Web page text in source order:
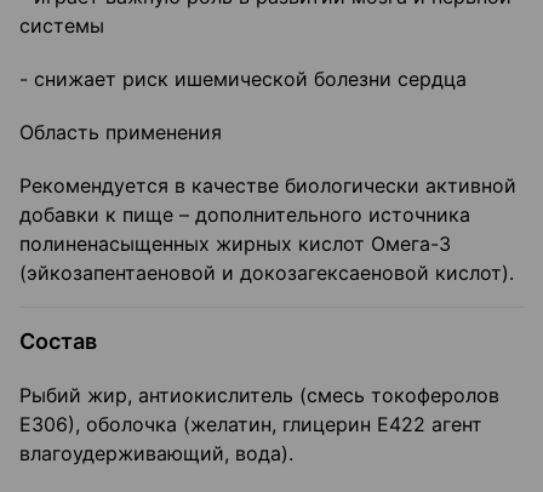
системы
- снижает риск ишемической болезни сердца
Область применения
Рекомендуется в качестве биологически активной
добавки к пище – дополнительного источника
полиненасыщенных жирных кислот Омега-3
(эйкозапентаеновой и докозагексаеновой кислот).
Состав
Рыбий жир, антиокислитель (смесь токоферолов
Е306), оболочка (желатин, глицерин Е422 агент
влагоудерживающий, вода).